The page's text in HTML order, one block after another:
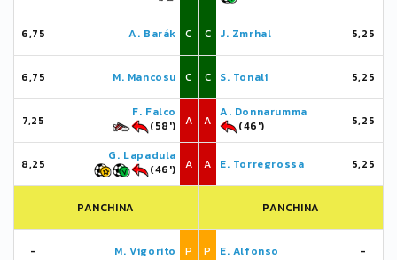
6,75 A. Barák C
6,75 M. Mancosu C
7,25
F. Falco
(58')
A
8,25
G. Lapadula
(46')
A
PANCHINA
- M. Vigorito P
C J. Zmrhal 5,25
C S. Tonali 5,25
A
A. Donnarumma
(46')
5,25
A E. Torregrossa 5,25
PANCHINA
P E. Alfonso -